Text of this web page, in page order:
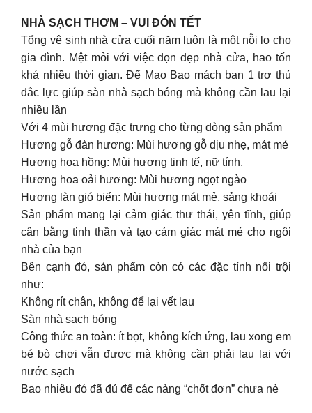
NHÀ SẠCH THƠM – VUI ĐÓN TẾT
Tổng vệ sinh nhà cửa cuối năm luôn là một nỗi lo cho
gia đình. Mệt mỏi với việc dọn dẹp nhà cửa, hao tốn
khá nhiều thời gian. Để Mao Bao mách bạn 1 trợ thủ
đắc lực giúp sàn nhà sạch bóng mà không cần lau lại
nhiều lần
Với 4 mùi hương đặc trưng cho từng dòng sản phẩm
Hương gỗ đàn hương: Mùi hương gỗ dịu nhẹ, mát mẻ
Hương hoa hồng: Mùi hương tinh tế, nữ tính,
Hương hoa oải hương: Mùi hương ngọt ngào
Hương làn gió biển: Mùi hương mát mẻ, sảng khoái
Sản phẩm mang lại cảm giác thư thái, yên tĩnh, giúp
cân bằng tinh thần và tạo cảm giác mát mẻ cho ngôi
nhà của bạn
Bên cạnh đó, sản phẩm còn có các đặc tính nổi trội
như:
Không rít chân, không để lại vết lau
Sàn nhà sạch bóng
Công thức an toàn: ít bọt, không kích ứng, lau xong em
bé bò chơi vẫn được mà không cần phải lau lại với
nước sạch
Bao nhiêu đó đã đủ để các nàng “chốt đơn” chưa nè